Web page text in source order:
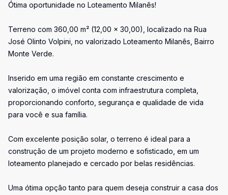
Ótima oportunidade no Loteamento Milanês!
Terreno com 360,00 m² (12,00 x 30,00), localizado na Rua
José Olinto Volpini, no valorizado Loteamento Milanês, Bairro
Monte Verde.
Inserido em uma região em constante crescimento e
valorização, o imóvel conta com infraestrutura completa,
proporcionando conforto, segurança e qualidade de vida
para você e sua família.
Com excelente posição solar, o terreno é ideal para a
construção de um projeto moderno e sofisticado, em um
loteamento planejado e cercado por belas residências.
Uma ótima opção tanto para quem deseja construir a casa dos